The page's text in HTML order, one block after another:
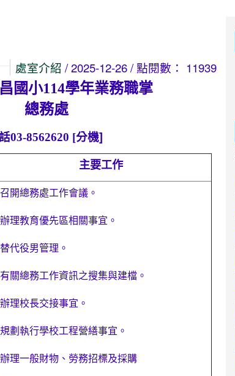
處室介紹 / 2025-12-26 / 點閱數： 11939
國小114學年業務職掌
總務處
03-8562620 [分機]
主要工作
召開總務處工作會議。
辦理教育優先區相關事宜。
替代役男管理。
有關總務工作資訊之搜集與建檔。
辦理校長交接事宜。
規劃執行學校工程營繕事宜。
辦理一般財物、勞務招標及採購